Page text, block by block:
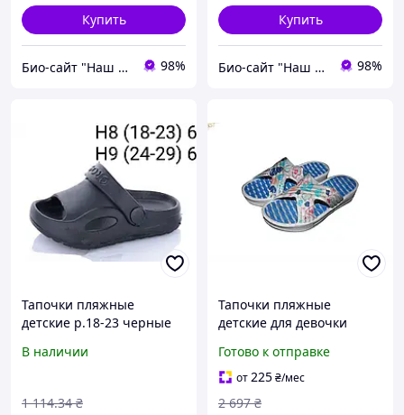
Купить
Био-сайт "Наш Восток" 98%
Купить
Био-сайт "Наш Восток" 98%
Тапочки пляжные
детские р.18-23 черные
"Lv"
В наличии
1 114.34 ₴
Тапочки пляжные
детские для девочки
из пены EVA для пляжа и
дома
Готово к отправке
от225₴/мес
2 697 ₴